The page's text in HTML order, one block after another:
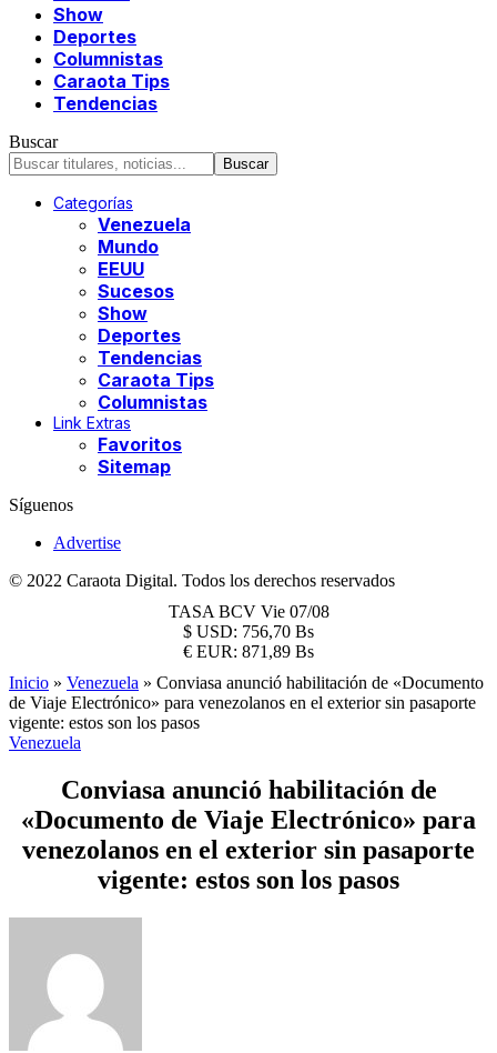
Show
Deportes
Columnistas
Caraota Tips
Tendencias
Buscar
Categorías
Venezuela
Mundo
EEUU
Sucesos
Show
Deportes
Tendencias
Caraota Tips
Columnistas
Link Extras
Favoritos
Sitemap
Síguenos
Advertise
© 2022 Caraota Digital. Todos los derechos reservados
TASA BCV Vie 07/08
$ USD: 756,70 Bs
€ EUR: 871,89 Bs
Inicio » Venezuela » Conviasa anunció habilitación de «Documento
de Viaje Electrónico» para venezolanos en el exterior sin pasaporte
vigente: estos son los pasos
Venezuela
Conviasa anunció habilitación de
«Documento de Viaje Electrónico» para
venezolanos en el exterior sin pasaporte
vigente: estos son los pasos